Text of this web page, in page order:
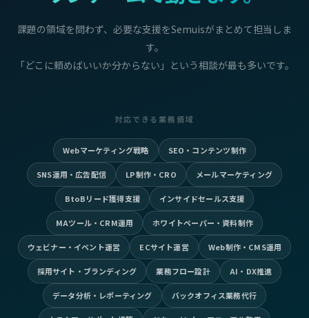
課題の領域を問わず、必要な支援をSemuisがまとめて担当しま
す。
「どこに頼めばいいか分からない」という相談が最も多いです。
対応できる業務領域
Webマーケティング戦略 SEO・コンテンツ制作
SNS運用・広告配信 LP制作・CRO メールマーケティング
BtoBリード獲得支援 インサイドセールス支援
MAツール・CRM運用 ホワイトペーパー・資料制作
ウェビナー・イベント運営 ECサイト運営 Web制作・CMS運用
採用サイト・ブランディング 業務フロー設計 AI・DX推進
データ分析・レポーティング バックオフィス業務代行